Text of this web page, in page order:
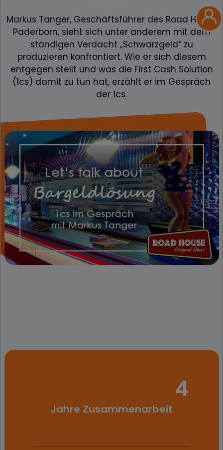
Markus Tanger, Geschäftsführer des Road House
Paderborn, sieht sich unter anderem mit dem
ständigen Verdacht „Schwarzgeld“ zu
produzieren konfrontiert. Wie er sich diesem
entgegen stellt und was die First Cash Solution
(1cs) damit zu tun hat, erzählt er im Gespräch
der 1cs.
4
Jahre Zusammenarbeit